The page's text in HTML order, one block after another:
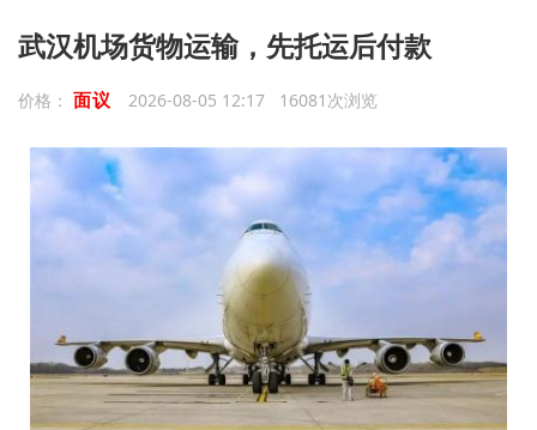
武汉机场货物运输，先托运后付款
价格： 面议 2026-08-05 12:17 16081次浏览